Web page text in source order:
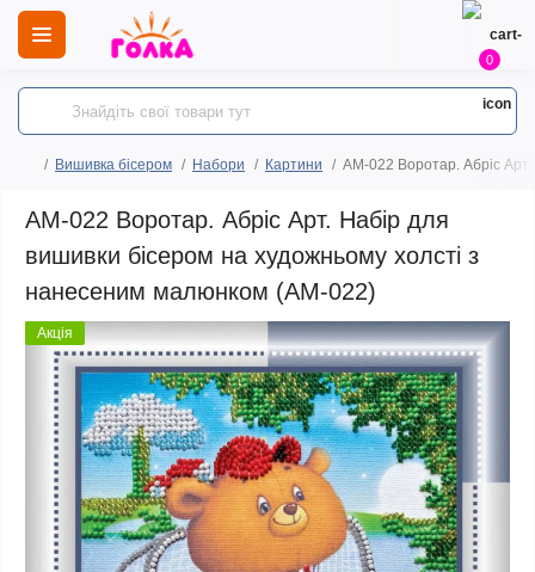
0
Вишивка бісером Набори Картини AM-022 Воротар. Абріс
AM-022 Воротар. Абріс Арт. Набір для
вишивки бісером на художньому холсті з
нанесеним малюнком (АМ-022)
Акція